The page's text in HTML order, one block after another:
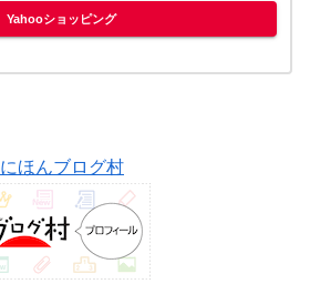
Yahooショッピング
にほんブログ村